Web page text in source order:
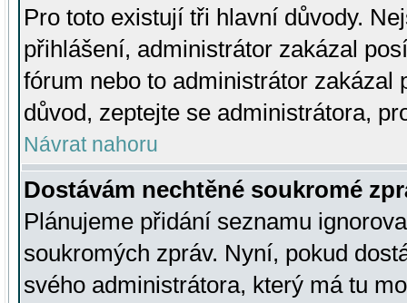
Pro toto existují tři hlavní důvody.
přihlášení, administrátor zakázal
fórum nebo to administrátor zakázal
důvod, zeptejte se administrátora,
Návrat nahoru
Dostávám nechtěné soukromé
Plánujeme přidání seznamu
soukromých zpráv. Nyní, pokud
svého administrátora, který má tu